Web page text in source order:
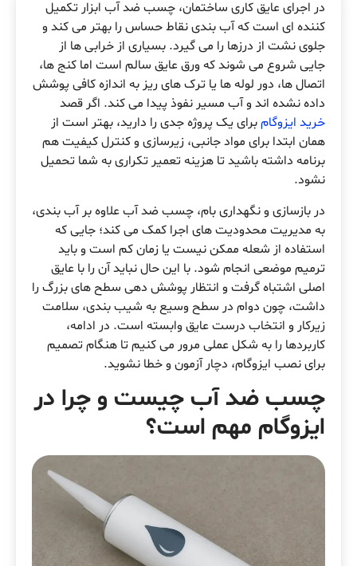
در اجرای عایق کاری ساختمان، چسب ضد آب ابزار تکمیل
کننده ای است که آب بندی نقاط حساس را بهتر می کند و
جلوی نشت از درزها را می گیرد. بسیاری از خرابی ها از
جایی شروع می شوند که ورق عایق سالم است اما کنج ها،
اتصال ها، دور لوله ها یا ترک های ریز به اندازه کافی پوشش
داده نشده اند و آب مسیر نفوذ پیدا می کند. اگر قصد
خرید ایزوگامبرای یک پروژه جدی را دارید، بهتر است از
همان ابتدا برای مواد جانبی، زیرسازی و کنترل کیفیت هم
برنامه داشته باشید تا هزینه تعمیر تکراری به شما تحمیل
نشود.
در بازسازی و نگهداری بام، چسب ضد آب علاوه بر آب بندی،
به مدیریت محدودیت های اجرا کمک می کند؛ جایی که
استفاده از شعله ممکن نیست یا زمان کم است و باید
ترمیم موضعی انجام شود. با این حال نباید آن را با عایق
اصلی اشتباه گرفت و انتظار پوشش دهی سطح های بزرگ را
داشت، چون دوام در سطح وسیع به شیب بندی، سلامت
زیرکار و انتخاب درست عایق وابسته است. در ادامه،
کاربردها را به شکل عملی مرور می کنیم تا هنگام تصمیم
برای نصب ایزوگام، دچار آزمون و خطا نشوید.
چسب ضد آب چیست و چرا در
ایزوگام مهم است؟